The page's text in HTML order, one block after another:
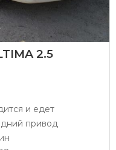
2.5
и едет
привод